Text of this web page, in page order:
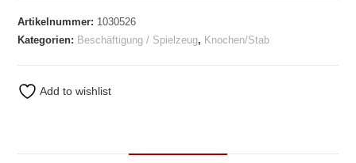
Artikelnummer: 1030526
Kategorien: Beschäftigung / Spielzeug, Knochen/Stab
Add to wishlist